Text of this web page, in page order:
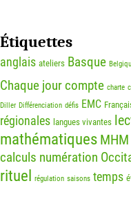
Étiquettes
anglais ateliers Basque
Chaque jour compte charte
Diller Différenciation défis EMC
régionales langues vivantes
mathématiques MHM
calculs numération
rituel régulation saisons temps